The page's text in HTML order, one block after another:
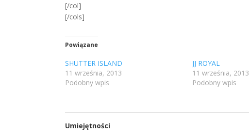
[/col]
[/cols]
Powiązane
SHUTTER ISLAND
11 września, 2013
Podobny wpis
JJ ROYAL
11 września, 2013
Podobny wpis
Umiejętności